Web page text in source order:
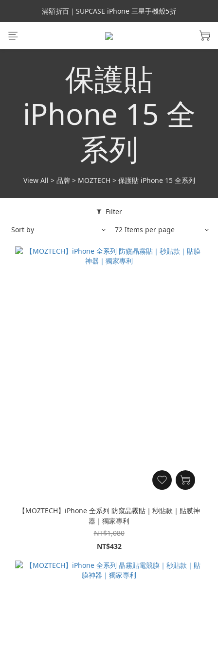
會員699免運｜父親節禮手機殼5折、行動電源66折
滿額折百｜SUPCASE iPhone 三星手機殼5折
會員699免運｜父親節禮手機殼5折、行動電源66折
保護貼
iPhone 15 全
系列
View All > 品牌 > MOZTECH > 保護貼 iPhone 15 全系列
Filter
Sort by
72 Items per page
【MOZTECH】iPhone 全系列 防窺晶霧貼｜秒貼款｜貼膜神
器｜獨家專利
NT$1,080
NT$432